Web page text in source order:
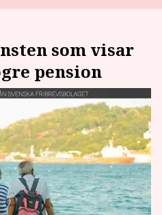
som visar
pension